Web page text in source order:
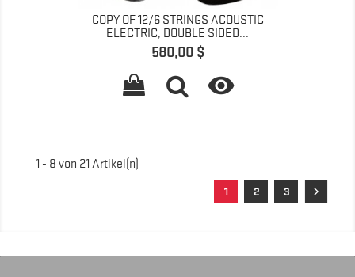
COPY OF 12/6 STRINGS ACOUSTIC
ELECTRIC, DOUBLE SIDED...
Preis
580,00 $

1 - 8 von 21 Artikel(n)
1 2 3